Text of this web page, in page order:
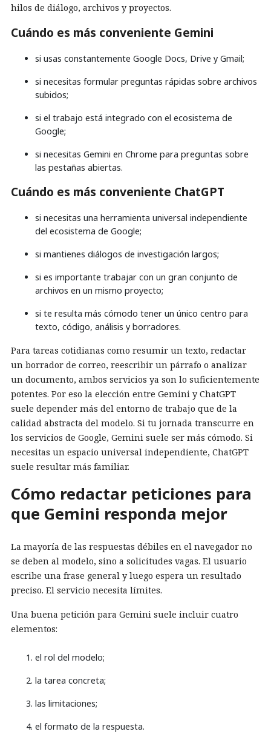
hilos de diálogo, archivos y proyectos.
Cuándo es más conveniente Gemini
si usas constantemente Google Docs, Drive y Gmail;
si necesitas formular preguntas rápidas sobre archivos
subidos;
si el trabajo está integrado con el ecosistema de
Google;
si necesitas Gemini en Chrome para preguntas sobre
las pestañas abiertas.
Cuándo es más conveniente ChatGPT
si necesitas una herramienta universal independiente
del ecosistema de Google;
si mantienes diálogos de investigación largos;
si es importante trabajar con un gran conjunto de
archivos en un mismo proyecto;
si te resulta más cómodo tener un único centro para
texto, código, análisis y borradores.
Para tareas cotidianas como resumir un texto, redactar
un borrador de correo, reescribir un párrafo o analizar
un documento, ambos servicios ya son lo suficientemente
potentes. Por eso la elección entre Gemini y ChatGPT
suele depender más del entorno de trabajo que de la
calidad abstracta del modelo. Si tu jornada transcurre en
los servicios de Google, Gemini suele ser más cómodo. Si
necesitas un espacio universal independiente, ChatGPT
suele resultar más familiar.
Cómo redactar peticiones para
que Gemini responda mejor
La mayoría de las respuestas débiles en el navegador no
se deben al modelo, sino a solicitudes vagas. El usuario
escribe una frase general y luego espera un resultado
preciso. El servicio necesita límites.
Una buena petición para Gemini suele incluir cuatro
elementos:
el rol del modelo;
la tarea concreta;
las limitaciones;
el formato de la respuesta.